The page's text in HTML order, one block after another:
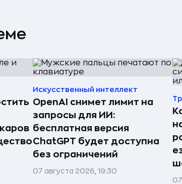
Искусственный интеллект
OpenAI снимет лимит на
запросы для ИИ:
бесплатная версия
ChatGPT будет доступна
без ограничений
07 августа 2026, 19:30